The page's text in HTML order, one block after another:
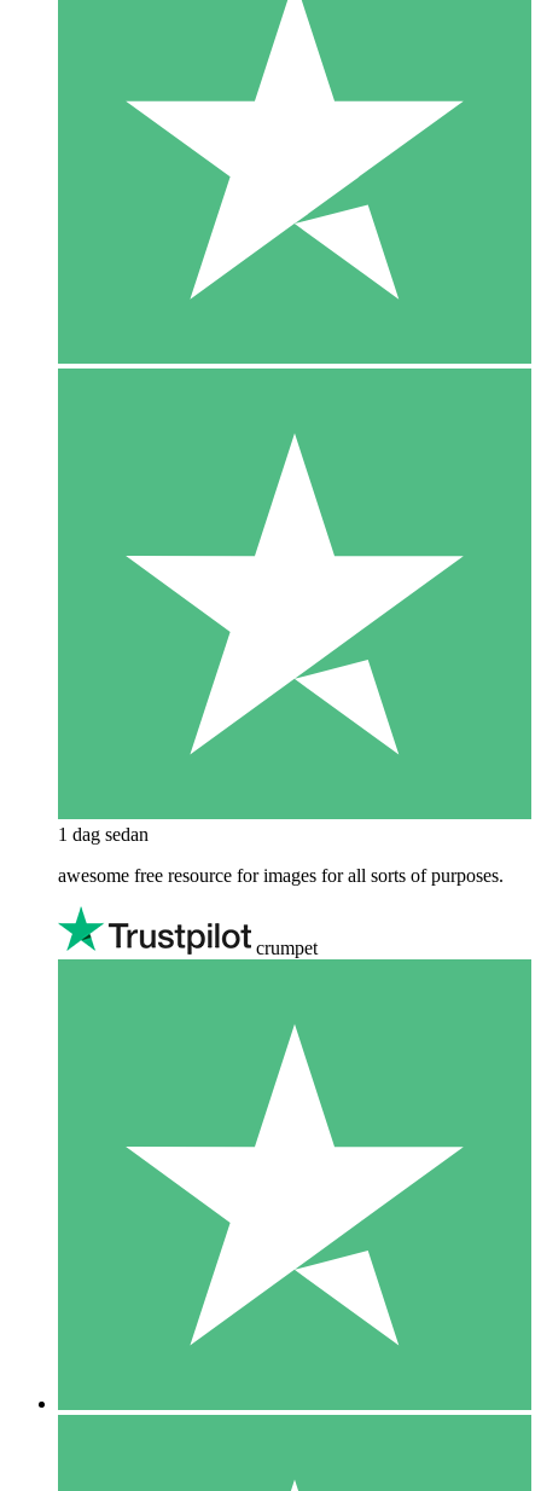
1 dag sedan
awesome free resource for images for all sorts of purposes.
crumpet